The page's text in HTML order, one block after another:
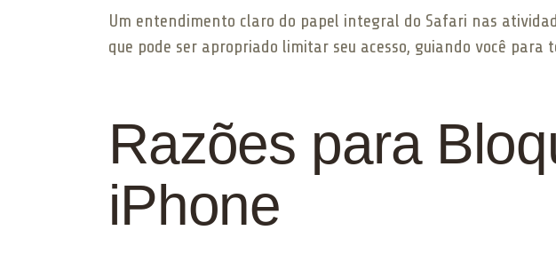
Um entendimento claro do papel integral do Safari nas
que pode ser apropriado limitar seu acesso, guiando você
Razões para
iPhone